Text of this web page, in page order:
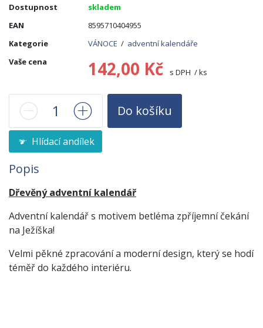
Dostupnost
skladem
EAN
8595710404955
Kategorie
VÁNOCE / adventní kalendáře
Vaše cena
142,00 Kč s DPH / ks
Do košíku
Hlídací andílek
Popis
Dřevěný adventní kalendář
Adventní kalendář s motivem betléma zpříjemní čekání
na Ježíška!
Velmi pěkné zpracování a moderní design, který se hodí
téměř do každého interiéru.